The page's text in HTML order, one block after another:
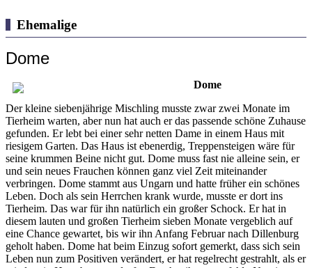
Ehemalige
Dome
Dome
Der kleine siebenjährige Mischling musste zwar zwei Monate im
Tierheim warten, aber nun hat auch er das passende schöne Zuhause
gefunden. Er lebt bei einer sehr netten Dame in einem Haus mit
riesigem Garten. Das Haus ist ebenerdig, Treppensteigen wäre für
seine krummen Beine nicht gut. Dome muss fast nie alleine sein, er
und sein neues Frauchen können ganz viel Zeit miteinander
verbringen. Dome stammt aus Ungarn und hatte früher ein schönes
Leben. Doch als sein Herrchen krank wurde, musste er dort ins
Tierheim. Das war für ihn natürlich ein großer Schock. Er hat in
diesem lauten und großen Tierheim sieben Monate vergeblich auf
eine Chance gewartet, bis wir ihn Anfang Februar nach Dillenburg
geholt haben. Dome hat beim Einzug sofort gemerkt, dass sich sein
Leben nun zum Positiven verändert, er hat regelrecht gestrahlt, als er